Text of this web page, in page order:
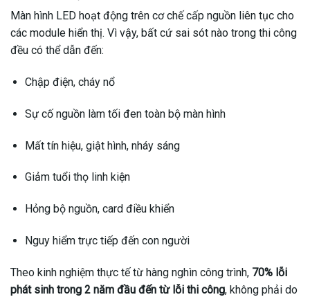
Màn hình LED hoạt động trên cơ chế cấp nguồn liên tục cho
các module hiển thị. Vì vậy, bất cứ sai sót nào trong thi công
đều có thể dẫn đến:
Chập điện, cháy nổ
Sự cố nguồn làm tối đen toàn bộ màn hình
Mất tín hiệu, giật hình, nháy sáng
Giảm tuổi thọ linh kiện
Hỏng bộ nguồn, card điều khiển
Nguy hiểm trực tiếp đến con người
Theo kinh nghiệm thực tế từ hàng nghìn công trình, 70% lỗi
phát sinh trong 2 năm đầu đến từ lỗi thi công, không phải do